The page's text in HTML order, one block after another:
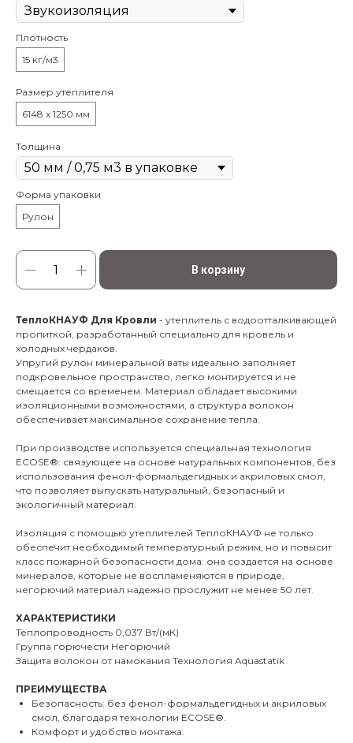
Плотность
15 кг/м3
Размер утеплителя
6148 x 1250 мм
Толщина
Форма упаковки
Рулон
В корзину
ТеплоКНАУФ Для Кровли - утеплитель с водоотталкивающей
пропиткой, разработанный специально для кровель и
холодных чердаков.
Упругий рулон минеральной ваты идеально заполняет
подкровельное пространство, легко монтируется и не
смещается со временем. Материал обладает высокими
изоляционными возможностями, а структура волокон
обеспечивает максимальное сохранение тепла.
При производстве используется специальная технология
ECOSE®: связующее на основе натуральных компонентов, без
использования фенол-формальдегидных и акриловых смол,
что позволяет выпускать натуральный, безопасный и
экологичный материал.
Изоляция с помощью утеплителей ТеплоКНАУФ не только
обеспечит необходимый температурный режим, но и повысит
класс пожарной безопасности дома: она создается на основе
минералов, которые не воспламеняются в природе,
негорючий материал надежно прослужит не менее 50 лет.
ХАРАКТЕРИСТИКИ
Теплопроводность 0,037 Вт/(мК)
Группа горючести Негорючий
Защита волокон от намокания Технология Aquastatik
ПРЕИМУЩЕСТВА
Безопасность: без фенол-формальдегидных и акриловых
смол, благодаря технологии ECOSE®.
Комфорт и удобство монтажа.